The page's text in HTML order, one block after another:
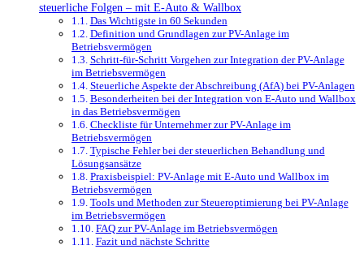
steuerliche Folgen – mit E-Auto & Wallbox
Das Wichtigste in 60 Sekunden
Definition und Grundlagen zur PV-Anlage im
Betriebsvermögen
Schritt-für-Schritt Vorgehen zur Integration der PV-Anlage
im Betriebsvermögen
Steuerliche Aspekte der Abschreibung (AfA) bei PV-Anlagen
Besonderheiten bei der Integration von E-Auto und Wallbox
in das Betriebsvermögen
Checkliste für Unternehmer zur PV-Anlage im
Betriebsvermögen
Typische Fehler bei der steuerlichen Behandlung und
Lösungsansätze
Praxisbeispiel: PV-Anlage mit E-Auto und Wallbox im
Betriebsvermögen
Tools und Methoden zur Steueroptimierung bei PV-Anlage
im Betriebsvermögen
FAQ zur PV-Anlage im Betriebsvermögen
Fazit und nächste Schritte